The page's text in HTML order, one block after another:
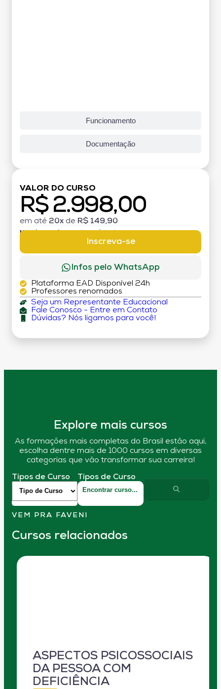
Funcionamento
Documentação
VALOR DO CURSO
R$ 2.998,00
em até 20x de R$ 149,90
MATRÍCULA:
Inscreva-se
Infos pelo WhatsApp
Plataforma EAD Disponível 24h
Professores renomados
Seja um Representante Educacional
Fale Conosco - Entre em Contato
Dúvidas? Nós ligamos para você!
Explore mais cursos
As formações mais completas do Brasil estão aqui,
escolha dentre mais de 1000 cursos em diversas
categorias que vão transformar sua carreira!
Tipos de Curso Tipos de Curso
VEM PRA FAVENI
Cursos relacionados
ASPECTOS PSICOSSOCIAIS
DA PESSOA COM
DEFICIÊNCIA